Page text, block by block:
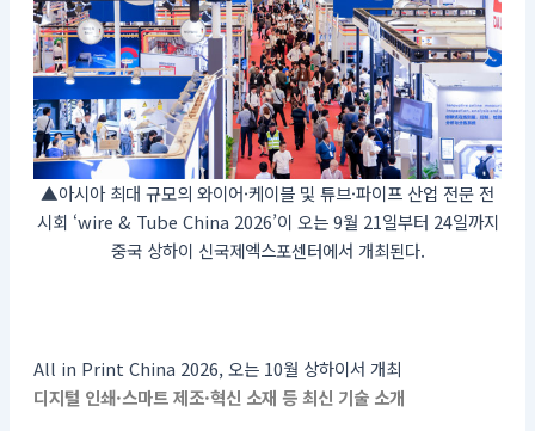
▲아시아 최대 규모의 와이어·케이블 및 튜브·파이프 산업 전문 전
시회 ‘wire & Tube China 2026’이 오는 9월 21일부터 24일까지
중국 상하이 신국제엑스포센터에서 개최된다.
All in Print China 2026, 오는 10월 상하이서 개최
디지털 인쇄·스마트 제조·혁신 소재 등 최신 기술 소개